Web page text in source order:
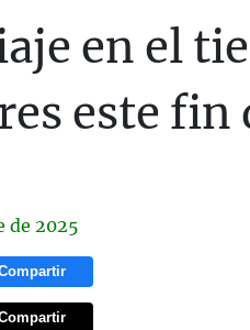
en el
este fin
de 2025